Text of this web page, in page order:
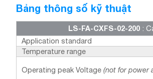
Bảng thông số kỹ thuật
LS-FA-CXFS-02-200 :
Application standard
Temperature range
Operating peak Voltage (not for power